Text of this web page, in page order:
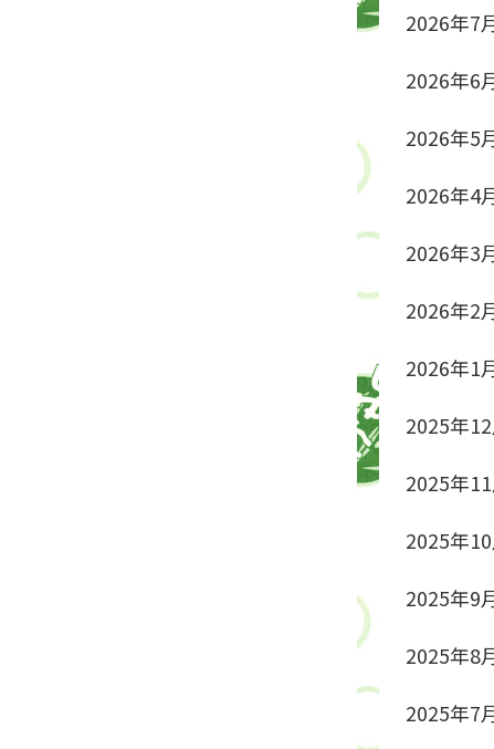
2026年7
2026年6
2026年5
2026年4
2026年3
2026年2
2026年1
2025年
2025年
2025年
2025年9
2025年8
2025年7